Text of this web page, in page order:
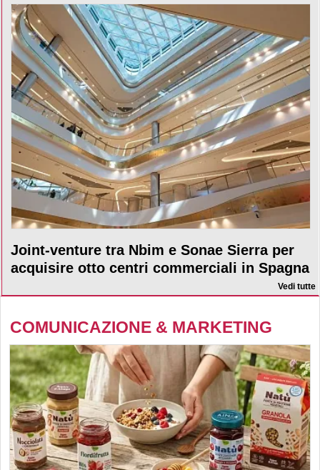
Joint-venture tra Nbim e Sonae Sierra per
acquisire otto centri commerciali in Spagna
Vedi tutte
COMUNICAZIONE & MARKETING